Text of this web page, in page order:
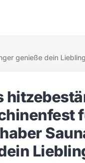
genieße dein